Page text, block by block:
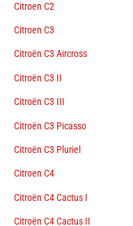
Citroen C2
Citroen C3
Citroën C3 Aircross
Citroën C3 II
Citroën C3 III
Citroën C3 Picasso
Citroën C3 Pluriel
Citroen C4
Citroën C4 Cactus I
Citroën C4 Cactus II